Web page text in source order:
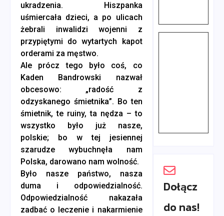
ukradzenia. Hiszpanka
uśmiercała dzieci, a po ulicach
żebrali inwalidzi wojenni z
przypiętymi do wytartych kapot
orderami za męstwo.
Ale prócz tego było coś, co
Kaden Bandrowski nazwał
obcesowo: „radość z
odzyskanego śmietnika”. Bo ten
śmietnik, te ruiny, ta nędza – to
wszystko było już nasze,
polskie; bo w tej jesiennej
szarudze wybuchnęła nam
Polska, darowano nam wolność.
Było nasze państwo, nasza
duma i odpowiedzialność.
Odpowiedzialność nakazała
zadbać o leczenie i nakarmienie
Dołącz
do nas!